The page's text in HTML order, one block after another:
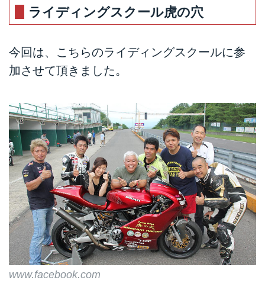
ライディングスクール虎の穴
今回は、こちらのライディングスクールに参
加させて頂きました。
www.facebook.com